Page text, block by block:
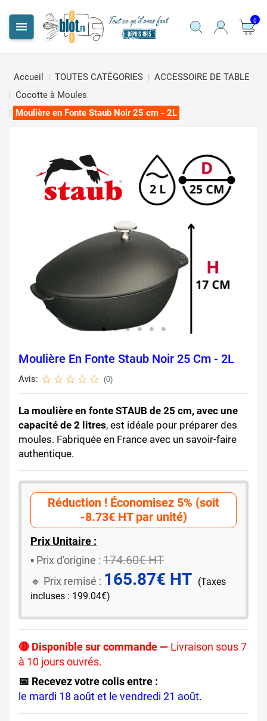
 0
Accueil TOUTES CATÉGORIES
ACCESSOIRE DE TABLE
Cocotte à Moules
Moulière en Fonte Staub Noir 25 cm - 2L
Moulière En Fonte Staub Noir 25 Cm - 2L
Avis: (0)
La moulière en fonte STAUB de 25 cm, avec une
capacité de 2 litres, est idéale pour préparer des
moules. Fabriquée en France avec un savoir-faire
authentique.
Réduction ! Économisez 5% (soit
-8.73€ HT par unité)
Prix Unitaire :
▪️ ​Prix d'origine : 174.60€ HT
🔸​​ Prix remisé : 165.87€ HT (Taxes
incluses : 199.04€)
🔴 Disponible sur commande — Livraison sous 7
à 10 jours ouvrés.
📅 Recevez votre colis entre :
le mardi 18 août et le vendredi 21 août.